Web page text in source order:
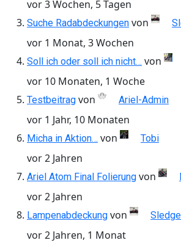
vor 3 Wochen, 5 Tagen
Suche Radabdeckungen von
vor 1 Monat, 3 Wochen
Soll ich oder soll ich nicht… von
vor 10 Monaten, 1 Woche
Testbeitrag von Ariel-Admin
vor 1 Jahr, 10 Monaten
Micha in Aktion… von Tobi
vor 2 Jahren
Ariel Atom Final Folierung von
vor 2 Jahren
Lampenabdeckung von
vor 2 Jahren, 1 Monat